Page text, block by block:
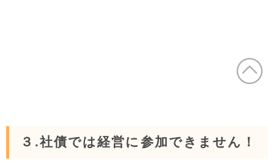
３.社債では経営に参加できません！